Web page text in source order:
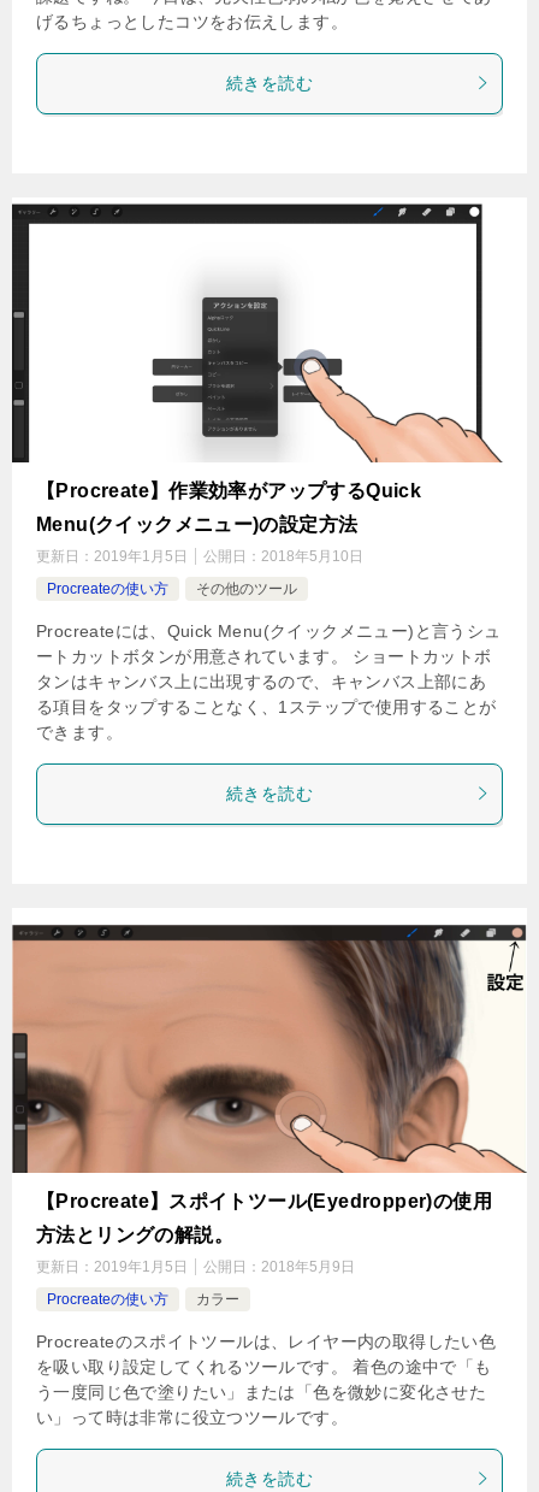
げるちょっとしたコツをお伝えします。
続きを読む
【Procreate】作業効率がアップするQuick
Menu(クイックメニュー)の設定方法
更新日： 2019年1月5日 公開日： 2018年5月10日
Procreateの使い方
その他のツール
Procreateには、Quick Menu(クイックメニュー)と言うシュ
ートカットボタンが用意されています。 ショートカットボ
タンはキャンバス上に出現するので、キャンバス上部にあ
る項目をタップすることなく、1ステップで使用することが
できます。
続きを読む
【Procreate】スポイトツール(Eyedropper)の使用
方法とリングの解説。
更新日： 2019年1月5日 公開日： 2018年5月9日
Procreateの使い方
カラー
Procreateのスポイトツールは、レイヤー内の取得したい色
を吸い取り設定してくれるツールです。 着色の途中で「も
う一度同じ色で塗りたい」または「色を微妙に変化させた
い」って時は非常に役立つツールです。
続きを読む